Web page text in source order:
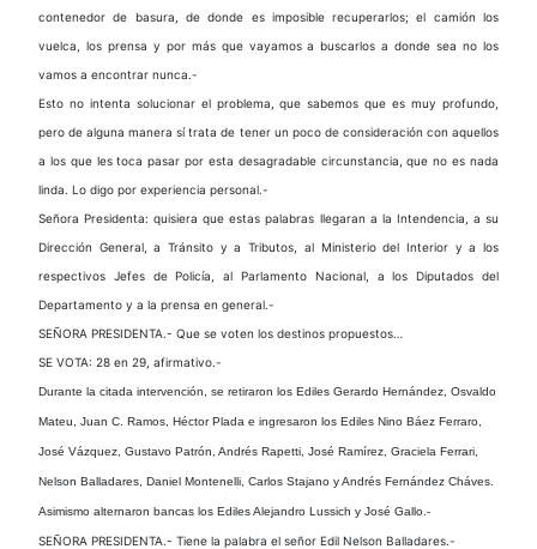
contenedor de basura, de donde es imposible recuperarlos; el camión los
vuelca, los prensa y por más que vayamos a buscarlos a donde sea no los
vamos a encontrar nunca.-
Esto no intenta solucionar el problema, que sabemos que es muy profundo,
pero de alguna manera sí trata de tener un poco de consideración con aquellos
a los que les toca pasar por esta desagradable circunstancia, que no es nada
linda. Lo digo por experiencia personal.-
Señora Presidenta: quisiera que estas palabras llegaran a la Intendencia, a su
Dirección General, a Tránsito y a Tributos, al Ministerio del Interior y a los
respectivos Jefes de Policía, al Parlamento Nacional, a los Diputados del
Departamento y a la prensa en general.-
SEÑORA PRESIDENTA.- Que se voten los destinos propuestos…
SE VOTA: 28 en 29, afirmativo.-
Durante la citada intervención, se retiraron los Ediles Gerardo Hernández, Osvaldo
Mateu, Juan C. Ramos, Héctor Plada e ingresaron los Ediles Nino Báez Ferraro,
José Vázquez, Gustavo Patrón, Andrés Rapetti, José Ramírez, Graciela Ferrari,
Nelson Balladares, Daniel Montenelli, Carlos Stajano y Andrés Fernández Cháves.
Asimismo alternaron bancas los Ediles Alejandro Lussich y José Gallo.-
SEÑORA PRESIDENTA.- Tiene la palabra el señor Edil Nelson Balladares.-